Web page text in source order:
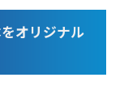
オリジナル